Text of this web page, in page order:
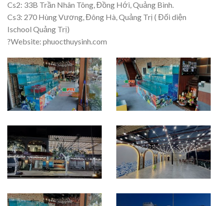
Cs2: 33B Trần Nhân Tông, Đồng Hới, Quảng Bình.
Cs3: 270 Hùng Vương, Đông Hà, Quảng Trị ( Đối diện
Ischool Quảng Trị)
?Website: phuocthuysinh.com